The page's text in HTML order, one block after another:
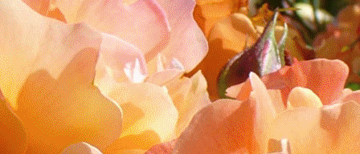
Exporter les lignes sélectionnées
Exporter toutes les colonnes
Exporter uniquement les colonnes affichées
Menu
<
>